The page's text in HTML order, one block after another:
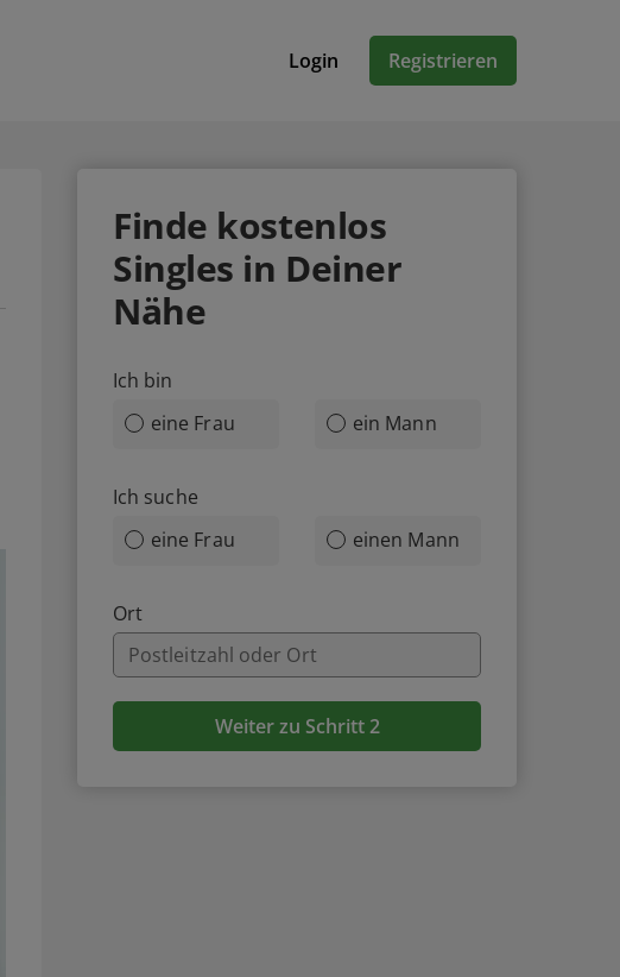
Login Registrieren
Finde kostenlos
Singles in Deiner
Nähe
Ich bin
eine Frau
ein Mann
Ich suche
eine Frau
einen Mann
Ort
Weiter zu Schritt 2